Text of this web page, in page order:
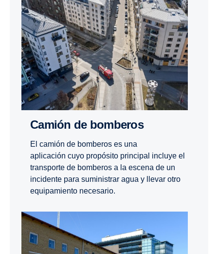
Camión de bomberos
El camión de bomberos es una
aplicación cuyo propósito principal incluye el
transporte de bomberos a la escena de un
incidente para suministrar agua y llevar otro
equipamiento necesario.